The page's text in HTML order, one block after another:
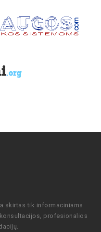
skirtas tik informaciniams
konsultacijos, profesionalios
.